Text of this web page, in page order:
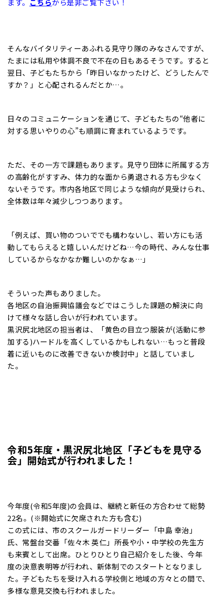
ます。 こちらから是非ご覧下さい！
そんなバイタリティーあふれる見守り隊のみなさんですが、
たまには私用や体調不良で不在の日もあるそうです。すると
翌日、子どもたちから「昨日いなかったけど、どうしたんで
すか？」と心配されるんだとか…。
日々のコミュニケーションを通じて、子どもたちの“他者に
対する思いやりの心”も順調に育まれているようです。
ただ、その一方で課題もあります。見守り団体に所属する方
の高齢化がすすみ、体力的な面から勇退される方も少なく
ないそうです。市内各地区で同じような傾向が見受けられ、
全体数は年々減少しつつあります。
「例えば、買い物のついででも構わないし、若い方にも活
動してもらえると嬉しいんだけどね…今の時代、みんな仕事
しているからなかなか難しいのかなぁ…」
そういった声もありました。
各地区の自治振興協議会などではこうした課題の解決に向
けて様々な話し合いが行われています。
黒沢尻北地区の担当者は、「黄色の目立つ服装が(活動に参
加する)ハードルを高くしているかもしれない…もっと普段
着に近いものに改善できないか検討中」と話していまし
た。
令和5年度・黒沢尻北地区「子どもを見守る
会」開始式が行われました！
今年度(令和5年度)の会員は、継続と新任の方合わせて総勢
22名。(※開始式に欠席された方も含む)
この式には、市のスクールガードリーダー「中島 幸治」
氏、常盤台交番「佐々木 英仁」所長や小・中学校の先生方
も来賓として出席。ひとりひとり自己紹介をした後、今年
度の決意表明等が行われ、新体制でのスタートとなりまし
た。子どもたちを受け入れる学校側と地域の方々との間で、
多様な意見交換も行われました。